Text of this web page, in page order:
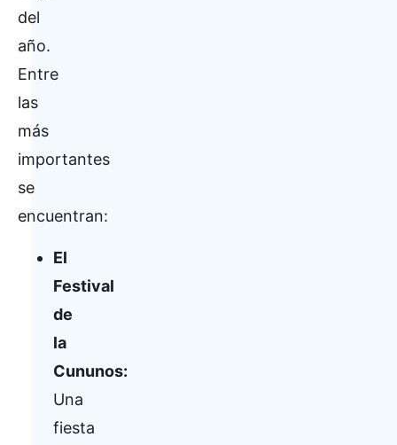
del
año.
Entre
las
más
importantes
se
encuentran:
El
Festival
de
la
Cununos:
Una
fiesta